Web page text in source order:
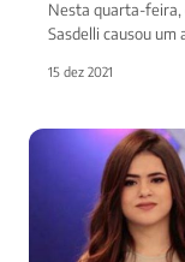
Nesta quarta-feira,
Sasdelli causou um
15 dez 2021